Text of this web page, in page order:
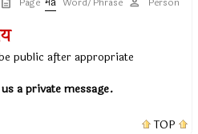
public after appropriate
a private message.
TOP